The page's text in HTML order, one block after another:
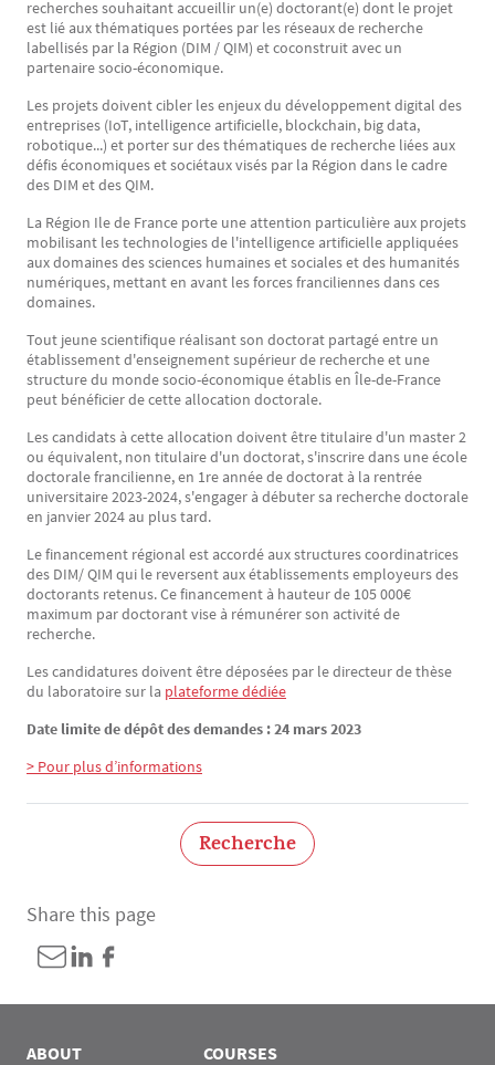
recherches souhaitant accueillir un(e) doctorant(e) dont le projet
est lié aux thématiques portées par les réseaux de recherche
labellisés par la Région (DIM / QIM) et coconstruit avec un
partenaire socio-économique.
Les projets doivent cibler les enjeux du développement digital des
entreprises (IoT, intelligence artificielle, blockchain, big data,
robotique...) et porter sur des thématiques de recherche liées aux
défis économiques et sociétaux visés par la Région dans le cadre
des DIM et des QIM.
La Région Ile de France porte une attention particulière aux projets
mobilisant les technologies de l'intelligence artificielle appliquées
aux domaines des sciences humaines et sociales et des humanités
numériques, mettant en avant les forces franciliennes dans ces
domaines.
Tout jeune scientifique réalisant son doctorat partagé entre un
établissement d'enseignement supérieur de recherche et une
structure du monde socio-économique établis en Île-de-France
peut bénéficier de cette allocation doctorale.
Les candidats à cette allocation doivent être titulaire d'un master 2
ou équivalent, non titulaire d'un doctorat, s'inscrire dans une école
doctorale francilienne, en 1re année de doctorat à la rentrée
universitaire 2023-2024, s'engager à débuter sa recherche doctorale
en janvier 2024 au plus tard.
Le financement régional est accordé aux structures coordinatrices
des DIM/ QIM qui le reversent aux établissements employeurs des
doctorants retenus. Ce financement à hauteur de 105 000€
maximum par doctorant vise à rémunérer son activité de
recherche.
Les candidatures doivent être déposées par le directeur de thèse
du laboratoire sur la plateforme dédiée
Date limite de dépôt des demandes : 24 mars 2023
> Pour plus d’informations
Recherche
Share this page
ABOUT COURSES